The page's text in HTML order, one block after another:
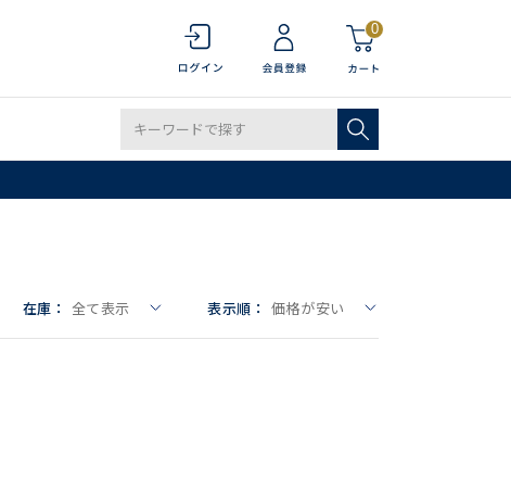
0
在庫： 全て表示 表示順： 価格が安い